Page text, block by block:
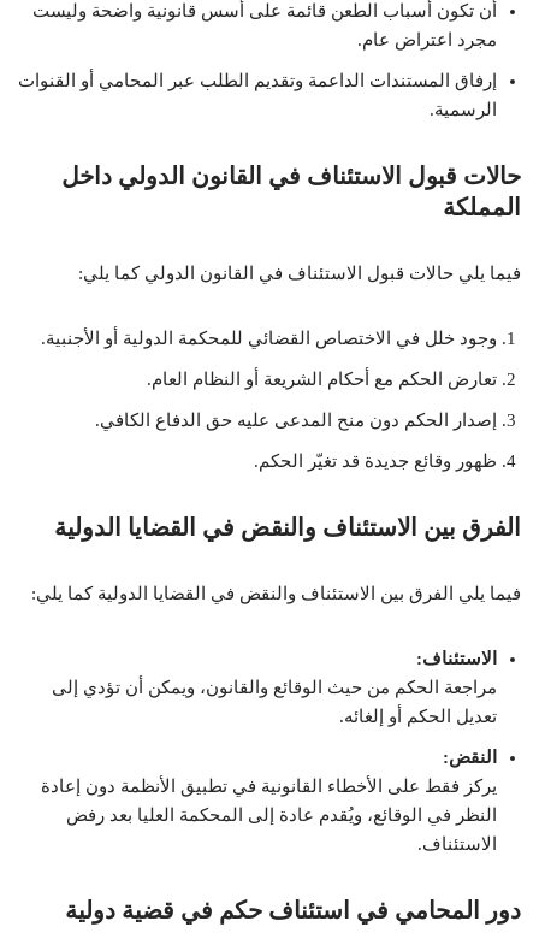
أن تكون أسباب الطعن قائمة على أسس قانونية واضحة وليست
مجرد اعتراض عام.
إرفاق المستندات الداعمة وتقديم الطلب عبر المحامي أو القنوات
الرسمية.
حالات قبول الاستئناف في القانون الدولي داخل
المملكة
فيما يلي حالات قبول الاستئناف في القانون الدولي كما يلي:
وجود خلل في الاختصاص القضائي للمحكمة الدولية أو الأجنبية.
تعارض الحكم مع أحكام الشريعة أو النظام العام.
إصدار الحكم دون منح المدعى عليه حق الدفاع الكافي.
ظهور وقائع جديدة قد تغيّر الحكم.
الفرق بين الاستئناف والنقض في القضايا الدولية
فيما يلي الفرق بين الاستئناف والنقض في القضايا الدولية كما يلي:
الاستئناف:
مراجعة الحكم من حيث الوقائع والقانون، ويمكن أن تؤدي إلى
تعديل الحكم أو إلغائه.
النقض:
يركز فقط على الأخطاء القانونية في تطبيق الأنظمة دون إعادة
النظر في الوقائع، ويُقدم عادة إلى المحكمة العليا بعد رفض
الاستئناف.
دور المحامي في استئناف حكم في قضية دولية